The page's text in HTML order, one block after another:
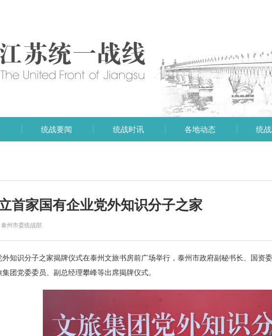
统战要闻 统战时讯 各地动态 统
首家国有企业党外知识分子之家
州市委统战部
识分子之家揭牌仪式在泰州文旅书房前广场举行，泰州市政府副秘书长、国资
团党委委员、副总经理攀峰等出席揭牌仪式。